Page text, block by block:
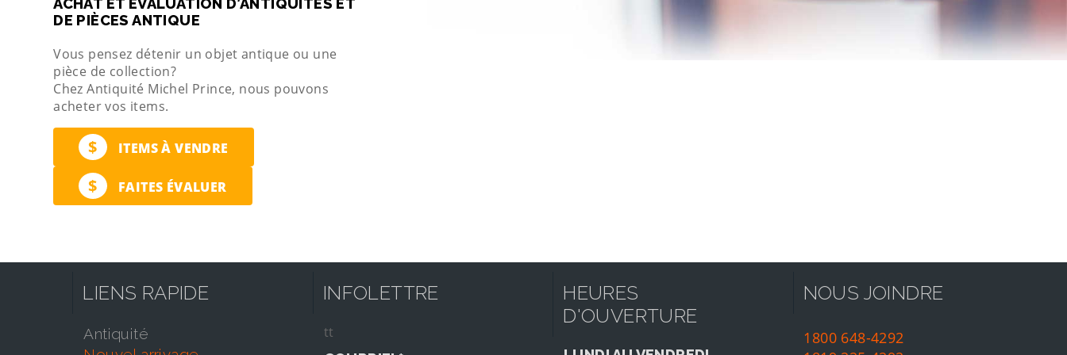
DE PIÈCES ANTIQUE
Vous pensez détenir un objet antique ou une
pièce de collection?
Chez Antiquité Michel Prince, nous pouvons
acheter vos items.
$ ITEMS À VENDRE
$ FAITES ÉVALUER
LIENS RAPIDE
antiquité
INFOLETTRE
tt
HEURES
D'OUVERTURE
NOUS JOINDRE
1800 648-4292